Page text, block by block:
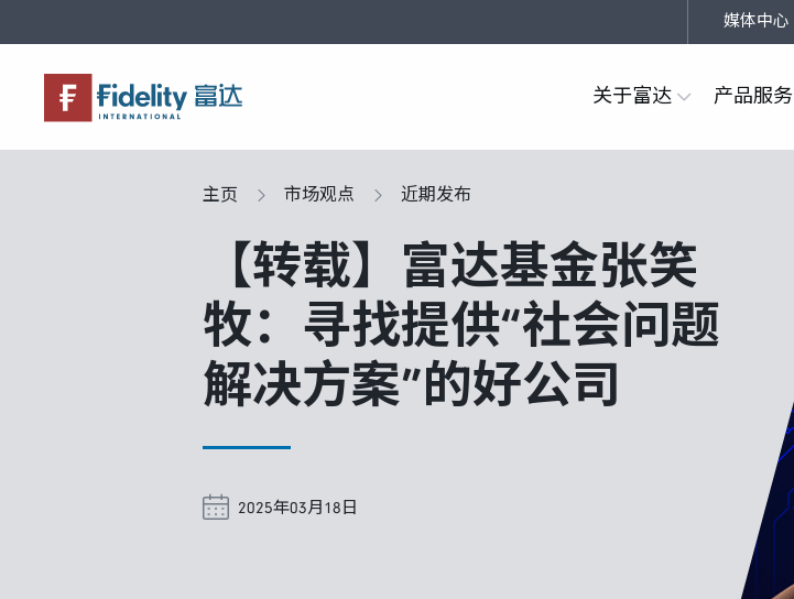
媒体中心
关于富达
关于富达
产品服务
产品服务
市场观点
富达课堂
养老专区
主页 市场观点 近期发布
【转载】富达基金张笑
牧：寻找提供“社会问题
解决方案”的好公司
2025年03月18日